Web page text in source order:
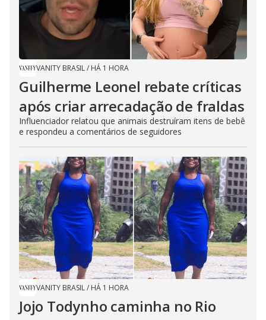
VANITY BRASIL/ HÁ 1 HORA
Guilherme Leonel rebate críticas
após criar arrecadação de fraldas
Influenciador relatou que animais destruíram itens de bebê
e respondeu a comentários de seguidores
VANITY BRASIL/ HÁ 1 HORA
Jojo Todynho caminha no Rio